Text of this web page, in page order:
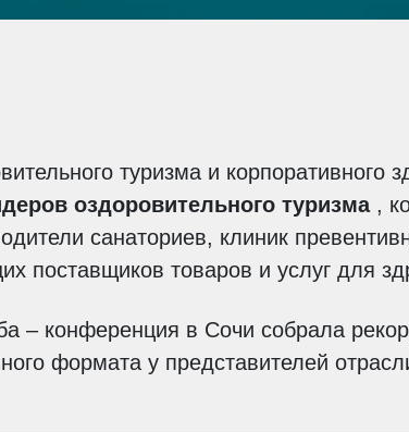
туризма и корпоративного
оздоровительного туризма,
санаториев, клиник
поставщиков товаров и услуг для
– конференция в Сочи собрала
формата у представителей